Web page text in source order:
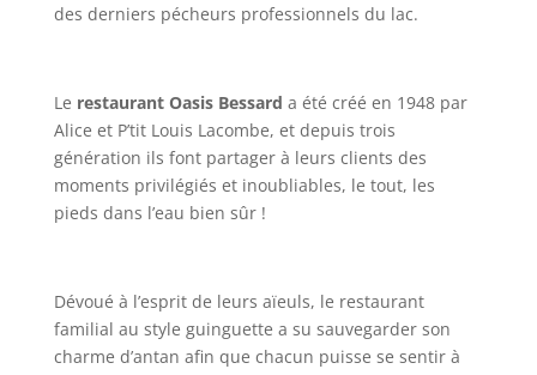
des derniers pécheurs professionnels du lac.
Le restaurant Oasis Bessard a été créé en 1948 par
Alice et P’tit Louis Lacombe, et depuis trois
génération ils font partager à leurs clients des
moments privilégiés et inoubliables, le tout, les
pieds dans l’eau bien sûr !
Dévoué à l’esprit de leurs aïeuls, le restaurant
familial au style guinguette a su sauvegarder son
charme d’antan afin que chacun puisse se sentir à